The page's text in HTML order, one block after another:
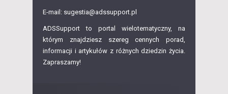
E-mail: sugestia@adssupport.pl
ADSSupport to portal wielotematyczny, na
którym znajdziesz szereg cennych porad,
informacji i artykułów z różnych dziedzin życia.
Zapraszamy!